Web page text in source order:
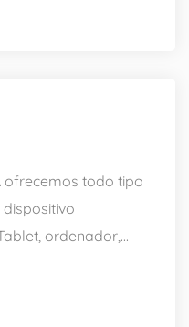
ofrecemos todo tipo
ordenador,...